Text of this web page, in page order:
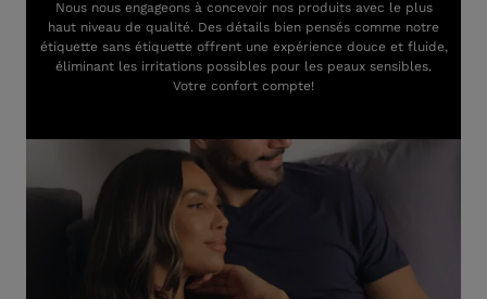
Nous nous engageons à concevoir nos produits avec le plus
haut niveau de qualité. Des détails bien pensés comme notre
étiquette sans étiquette offrent une expérience douce et fluide,
éliminant les irritations possibles pour les peaux sensibles.
Votre confort compte!